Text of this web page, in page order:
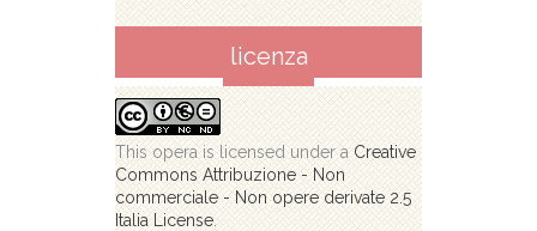
licenza
This opera is licensed under a Creative
Commons Attribuzione - Non
commerciale - Non opere derivate 2.5
Italia License